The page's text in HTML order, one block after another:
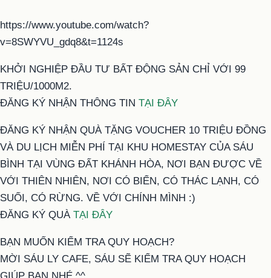
https://www.youtube.com/watch?
v=8SWYVU_gdq8&t=1124s
KHỞI NGHIỆP ĐẦU TƯ BẤT ĐỘNG SẢN CHỈ VỚI 99
TRIỆU/1000M2.
ĐĂNG KÝ NHẬN THÔNG TIN TẠI ĐÂY
ĐĂNG KÝ NHẬN QUÀ TẶNG VOUCHER 10 TRIỆU ĐỒNG
VÀ DU LỊCH MIỄN PHÍ TẠI KHU HOMESTAY CỦA SÁU
BÌNH TẠI VÙNG ĐẤT KHÁNH HÒA, NƠI BẠN ĐƯỢC VỀ
VỚI THIÊN NHIÊN, NƠI CÓ BIỂN, CÓ THÁC LẠNH, CÓ
SUỐI, CÓ RỪNG. VỀ VỚI CHÍNH MÌNH :)
ĐĂNG KÝ QUÀ TẠI ĐÂY
BẠN MUỐN KIỂM TRA QUY HOẠCH?
MỜI SÁU LY CAFE, SÁU SẼ KIỂM TRA QUY HOẠCH